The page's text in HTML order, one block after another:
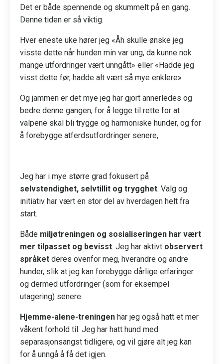
Det er både spennende og skummelt på en gang.
Denne tiden er så viktig.
Hver eneste uke hører jeg «Åh skulle ønske jeg
visste dette når hunden min var ung, da kunne nok
mange utfordringer vært unngått» eller «Hadde jeg
visst dette før, hadde alt vært så mye enklere»
Og jammen er det mye jeg har gjort annerledes og
bedre denne gangen, for å legge til rette for at
valpene skal bli trygge og harmoniske hunder, og for
å forebygge atferdsutfordringer senere,
Jeg har i mye større grad fokusert på
selvstendighet, selvtillit og trygghet. Valg og
initiativ har vært en stor del av hverdagen helt fra
start.
Både miljøtreningen og sosialiseringen har vært
mer tilpasset og bevisst. Jeg har aktivt observert
språket deres ovenfor meg, hverandre og andre
hunder, slik at jeg kan forebygge dårlige erfaringer
og dermed utfordringer (som for eksempel
utagering) senere.
Hjemme-alene-treningen har jeg også hatt et mer
våkent forhold til. Jeg har hatt hund med
separasjonsangst tidligere, og vil gjøre alt jeg kan
for å unngå å få det igjen.